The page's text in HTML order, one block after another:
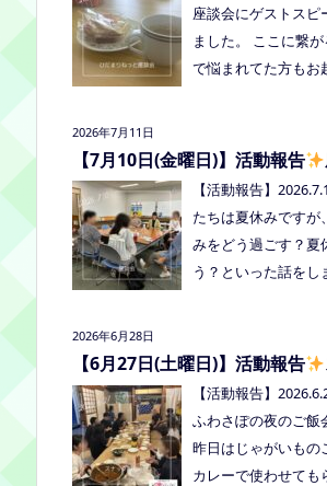
での参加はできませ
とお越しください。
め切らせていただき
orms.gle/
まりねっと座談会(
カーで参加します)
（高梁市横町1072-
月18日(火)10時00分
場所：LIVE
崎2-3-55) 内容：音
り、食べ物ありの多
す。
座談会にゲストスピ
ました。 ここに繋
で悩まれてた方もお
お近くの方はぜひお
2026年7月11日
【7月10日(金曜日)】活動報告
た
【活動報告】
たちは夏休みです
みをどう過ごす？夏
う？といった話をし
しますので、ご希望
2026年6月28日
【6月27日(土曜日)】活動報告
ぽの夜のご飯会を開催しました
【活動報告】
ふわさぽの夜のご飯
昨日はじゃがいもの
カレーで使わせても